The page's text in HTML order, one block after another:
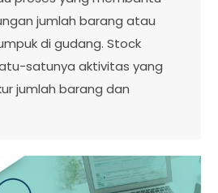
jumlah barang atau
di gudang. Stock
satunya aktivitas yang
jumlah barang dan